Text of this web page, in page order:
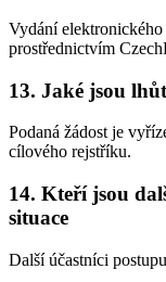
Vydání
prostřednictvím
13. Jaké jsou
Podaná žádost je
cílového rejstříku.
14. Kteří jsou
situace
Další účastníci